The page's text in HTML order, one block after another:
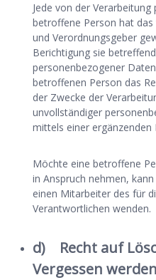
Jede von der
betroffene Person hat
und Verordnungsgeber
Berichtigung sie
personenbezogener
betroffenen Person das
der Zwecke der
unvollständiger
mittels einer
Möchte eine betroffene
in Anspruch nehmen,
einen Mitarbeiter des für
Verantwortlichen wenden.
d) Recht auf
Vergessen